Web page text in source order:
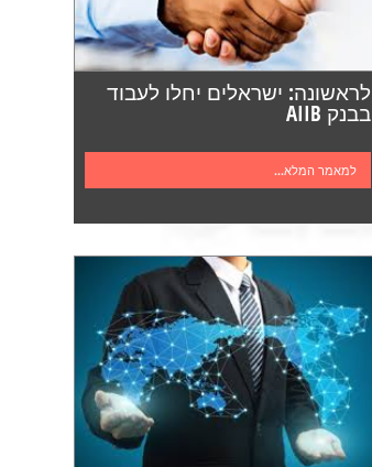
לראשונה: ישראלים יחלו לעבוד
בבנק AIIB
למאמר המלא...